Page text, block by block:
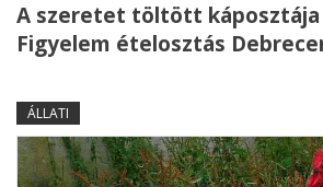
A szeretet töltött káposztája
Figyelem ételosztás
ÁLLATI